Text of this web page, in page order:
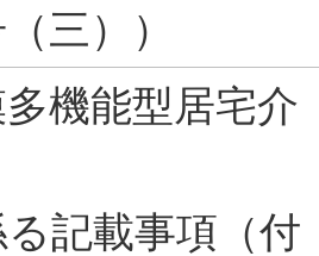
三））
多機能型居宅介
記載事項（付